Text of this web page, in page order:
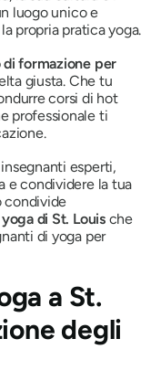
luogo unico e
propria pratica yoga.
di formazione per
giusta. Che tu
corsi di hot
professionale ti
esperti,
e condividere la tua
condivide
di St. Louische
di yoga per
a St.
degli